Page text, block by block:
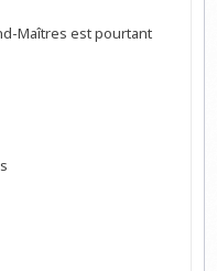
Maîtres est pourtant